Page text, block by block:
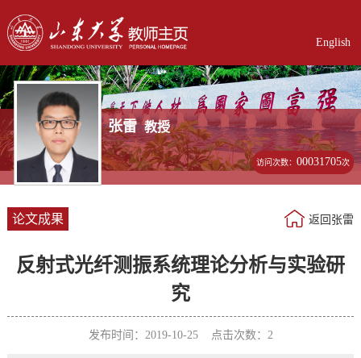
English
张雷 教授
访问次数：00031705次
论文成果 返回张雷
反射式光纤测振系统理论分析与实验研
究
发布时间：2019-10-25 点击次数： 2